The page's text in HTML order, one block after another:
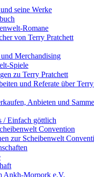
seine Werke
Romane
von Terry Pratchett
Merchandising
Spiele
zu Terry Pratchett
und Referate über Terry
Anbieten und
Einfach göttlich
Convention
zur Scheibenwelt
Ankh-Morpork e.V.